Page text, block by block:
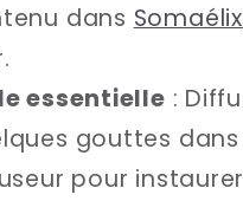
dans Somaélix
essentielle :
gouttes dans
pour